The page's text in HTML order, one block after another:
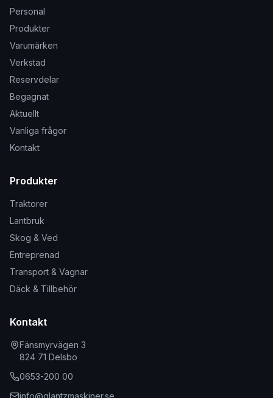
Personal
Produkter
Varumärken
Verkstad
Reservdelar
Begagnat
Aktuellt
Vanliga frågor
Kontakt
Produkter
Traktorer
Lantbruk
Skog & Ved
Entreprenad
Transport & Vagnar
Däck & Tillbehör
Kontakt
Fänsmyrvägen 3
824 71 Delsbo
0653-200 00
info@glantzmaskiner.se